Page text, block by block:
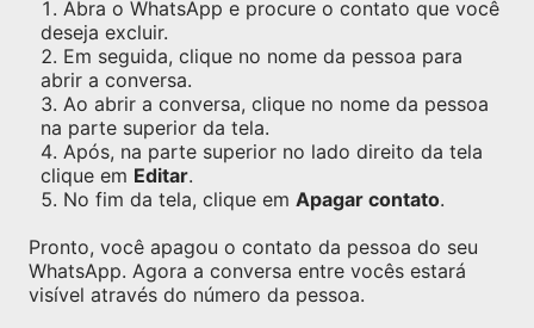
Abra o WhatsApp e procure o contato que você
deseja excluir.
Em seguida, clique no nome da pessoa para
abrir a conversa.
Ao abrir a conversa, clique no nome da pessoa
na parte superior da tela.
Após, na parte superior no lado direito da tela
clique em Editar.
No fim da tela, clique em Apagar contato.
Pronto, você apagou o contato da pessoa do seu
WhatsApp. Agora a conversa entre vocês estará
visível através do número da pessoa.